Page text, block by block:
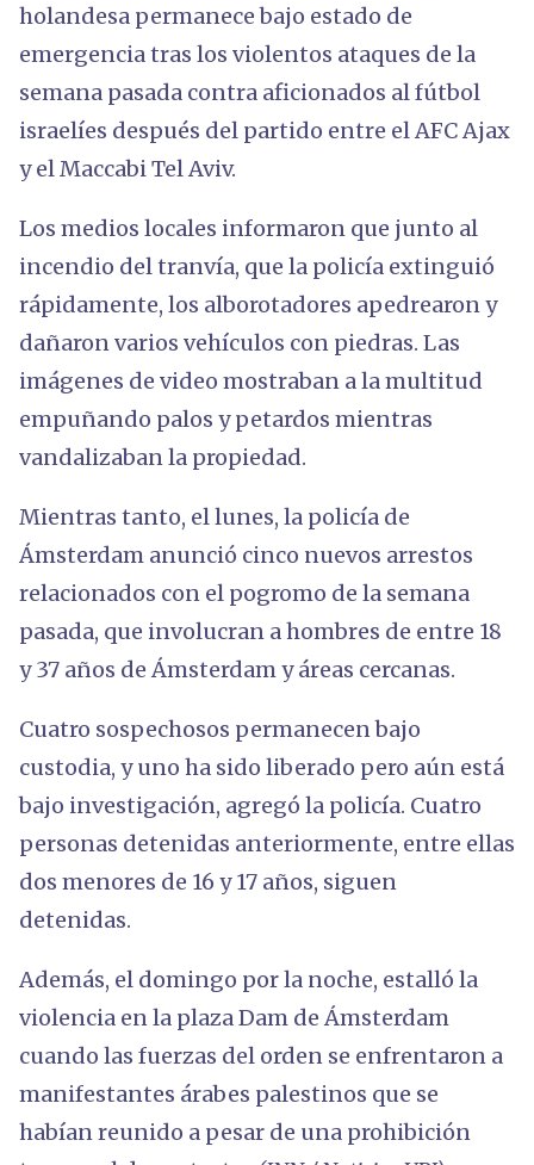
holandesa permanece bajo estado de
emergencia tras los violentos ataques de la
semana pasada contra aficionados al fútbol
israelíes después del partido entre el AFC Ajax
y el Maccabi Tel Aviv.
Los medios locales informaron que junto al
incendio del tranvía, que la policía extinguió
rápidamente, los alborotadores apedrearon y
dañaron varios vehículos con piedras. Las
imágenes de video mostraban a la multitud
empuñando palos y petardos mientras
vandalizaban la propiedad.
Mientras tanto, el lunes, la policía de
Ámsterdam anunció cinco nuevos arrestos
relacionados con el pogromo de la semana
pasada, que involucran a hombres de entre 18
y 37 años de Ámsterdam y áreas cercanas.
Cuatro sospechosos permanecen bajo
custodia, y uno ha sido liberado pero aún está
bajo investigación, agregó la policía. Cuatro
personas detenidas anteriormente, entre ellas
dos menores de 16 y 17 años, siguen
detenidas.
Además, el domingo por la noche, estalló la
violencia en la plaza Dam de Ámsterdam
cuando las fuerzas del orden se enfrentaron a
manifestantes árabes palestinos que se
habían reunido a pesar de una prohibición